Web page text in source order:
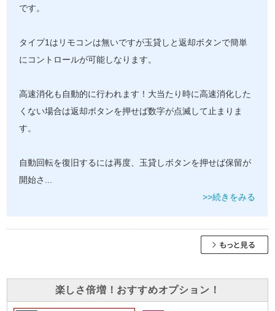
です。
タイプ1はリモコンは無いですが玉貸しと返却ボタンで簡単
にコントロールが可能しなります。
高速消化も自動的に行われます！大当たり時に高速消化した
くない場合は返却ボタンを押せば数字が点滅して止まりま
す。
自動回転を復旧するには再度、玉貸しボタンを押せば保留が
開始さ ...
>>続きをみる
楽しさ倍増！おすすめオプション！